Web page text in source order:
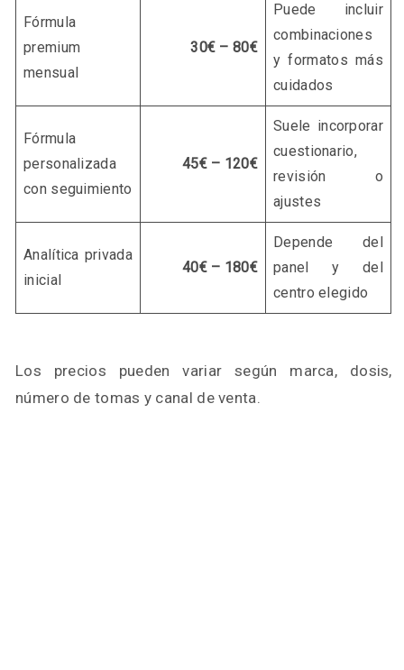
Fórmula
premium
mensual
30€ – 80€
Puede incluir
combinaciones
y formatos más
cuidados
Fórmula
personalizada
con seguimiento
45€ – 120€
Suele incorporar
cuestionario,
revisión o
ajustes
Analítica privada
inicial
40€ – 180€
Depende del
panel y del
centro elegido
Los precios pueden variar según marca, dosis,
número de tomas y canal de venta.